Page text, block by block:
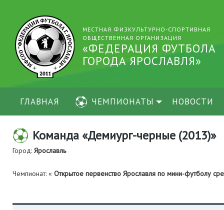
МЕСТНАЯ ФИЗКУЛЬТУРНО-СПОРТИВНАЯ
ОБЩЕСТВЕННАЯ ОРГАНИЗАЦИЯ
«ФЕДЕРАЦИЯ ФУТБОЛА
ГОРОДА ЯРОСЛАВЛЯ»
ГЛАВНАЯ ЧЕМПИОНАТЫ НОВОСТИ
Команда «Демиург-черные (2013)»
Город: Ярославль
Чемпионат: « Открытое первенство Ярославля по мини-футболу